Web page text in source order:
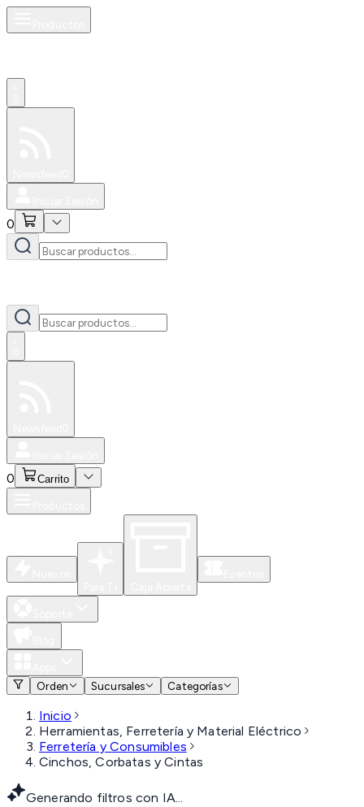
0
0 Carrito
Orden
Sucursales Categorías
Inicio
Herramientas, Ferretería y Material Eléctrico
Ferretería y Consumibles
Cinchos, Corbatas y Cintas
Generando filtros con IA...